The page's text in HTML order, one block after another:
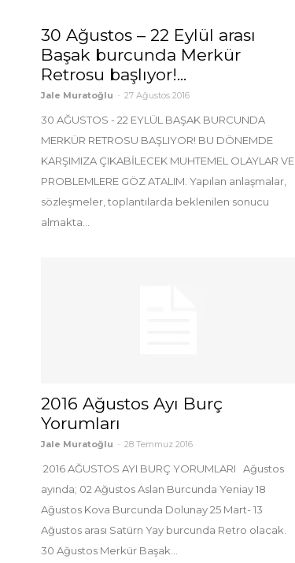
30 Ağustos – 22 Eylül arası
Başak burcunda Merkür
Retrosu başlıyor!...
Jale Muratoğlu - 27 Ağustos 2016
30 AĞUSTOS - 22 EYLÜL BAŞAK BURCUNDA
MERKÜR RETROSU BAŞLIYOR! BU DÖNEMDE
KARŞIMIZA ÇIKABİLECEK MUHTEMEL OLAYLAR VE
PROBLEMLERE GÖZ ATALIM. Yapılan anlaşmalar,
sözleşmeler, toplantılarda beklenilen sonucu
almakta...
2016 Ağustos Ayı Burç
Yorumları
Jale Muratoğlu - 28 Temmuz 2016
2016 AĞUSTOS AYI BURÇ YORUMLARI Ağustos
ayında; 02 Ağustos Aslan Burcunda Yeniay 18
Ağustos Kova Burcunda Dolunay 25 Mart- 13
Ağustos arası Satürn Yay burcunda Retro olacak.
30 Ağustos Merkür Başak...